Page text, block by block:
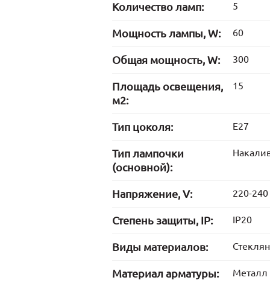
Количество ламп: 5
Мощность лампы, W: 60
Общая мощность, W: 300
Площадь освещения,
м2:
15
Тип цоколя: E27
Тип лампочки
(основной):
Напряжение, V: 220-240
Степень защиты, IP: IP20
Виды материалов:
Материал арматуры: Металл